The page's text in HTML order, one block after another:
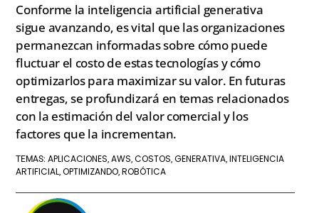
Conforme la inteligencia artificial generativa
sigue avanzando, es vital que las organizaciones
permanezcan informadas sobre cómo puede
fluctuar el costo de estas tecnologías y cómo
optimizarlos para maximizar su valor. En futuras
entregas, se profundizará en temas relacionados
con la estimación del valor comercial y los
factores que la incrementan.
TEMAS:APLICACIONES,AWS,COSTOS,GENERATIVA, INTELIGENCIA
ARTIFICIAL,OPTIMIZANDO, ROBÓTICA